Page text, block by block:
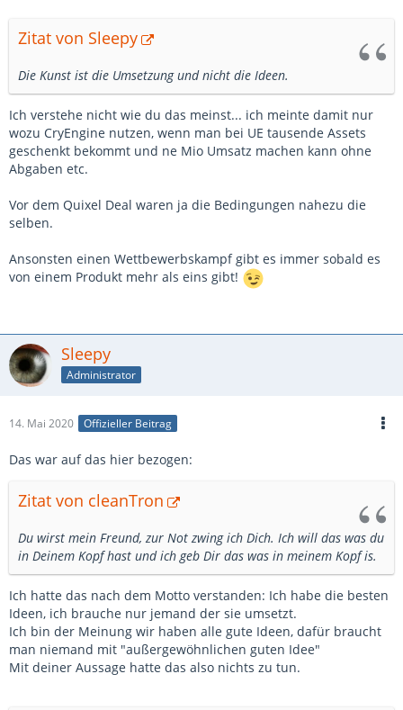
Zitat von Sleepy
Die Kunst ist die Umsetzung und nicht die Ideen.
Ich verstehe nicht wie du das meinst... ich meinte damit nur
wozu CryEngine nutzen, wenn man bei UE tausende Assets
geschenkt bekommt und ne Mio Umsatz machen kann ohne
Abgaben etc.
Vor dem Quixel Deal waren ja die Bedingungen nahezu die
selben.
Ansonsten einen Wettbewerbskampf gibt es immer sobald es
von einem Produkt mehr als eins gibt!
Sleepy
Administrator
14. Mai 2020 Offizieller Beitrag
Das war auf das hier bezogen:
Zitat von cleanTron
Du wirst mein Freund, zur Not zwing ich Dich. Ich will das was du
in Deinem Kopf hast und ich geb Dir das was in meinem Kopf is.
Ich hatte das nach dem Motto verstanden: Ich habe die besten
Ideen, ich brauche nur jemand der sie umsetzt.
Ich bin der Meinung wir haben alle gute Ideen, dafür braucht
man niemand mit "außergewöhnlichen guten Idee"
Mit deiner Aussage hatte das also nichts zu tun.